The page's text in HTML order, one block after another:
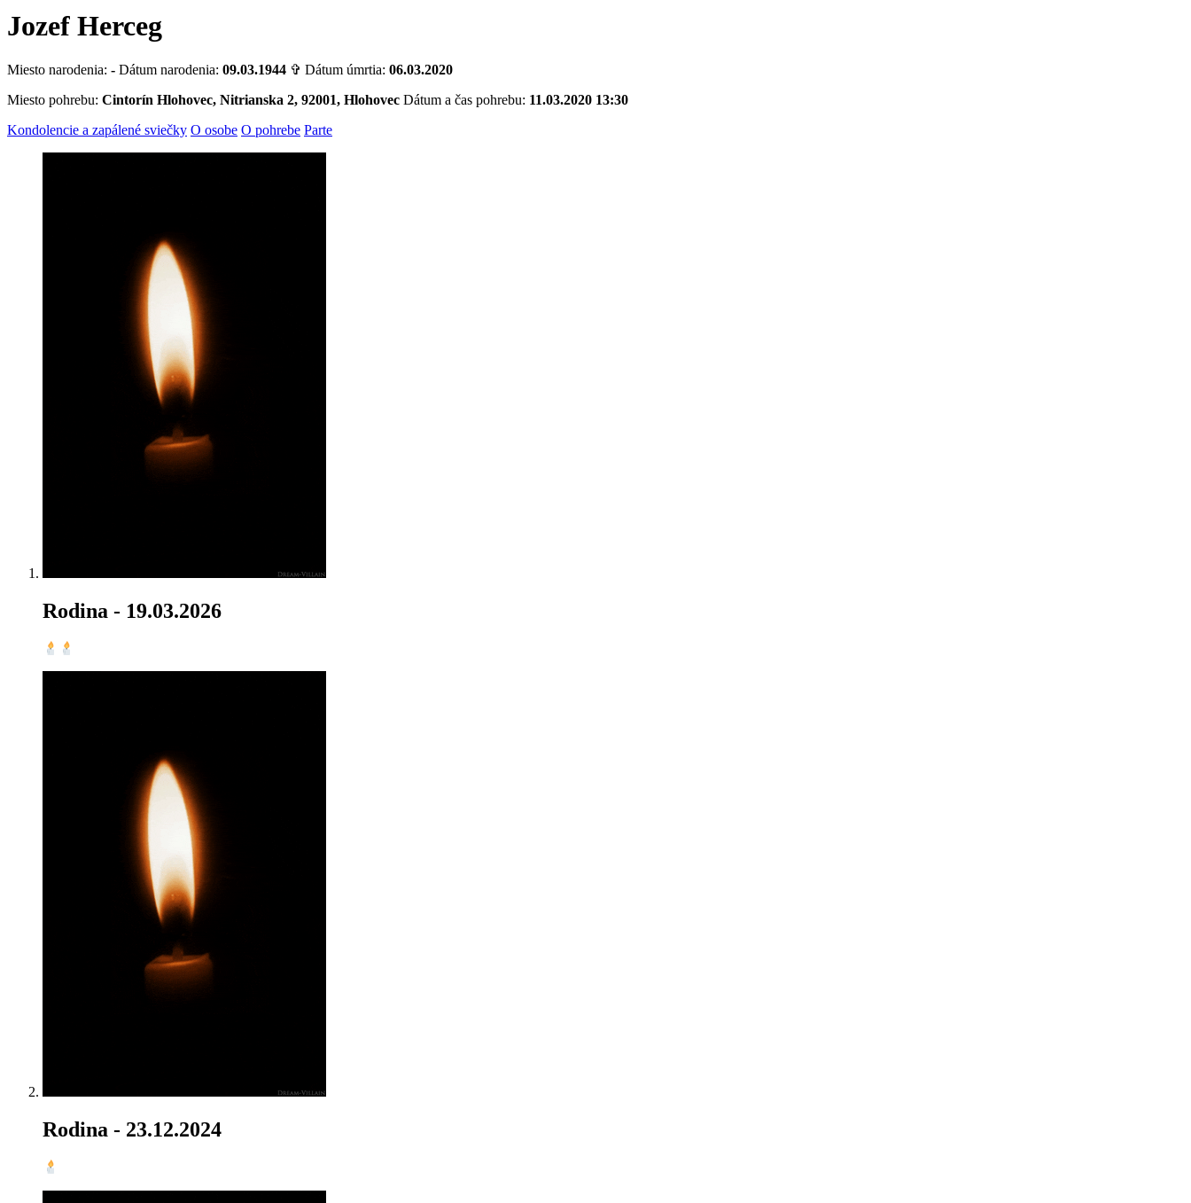
Jozef Herceg
Miesto narodenia: - Dátum narodenia: 09.03.1944 ✞ Dátum úmrtia: 06.03.2020
Miesto pohrebu: Cintorín Hlohovec, Nitrianska 2, 92001, Hlohovec Dátum a čas pohrebu: 11.03.2020 13:30
Kondolencie a zapálené sviečky O osobe O pohrebe Parte
Rodina - 19.03.2026
Rodina - 23.12.2024